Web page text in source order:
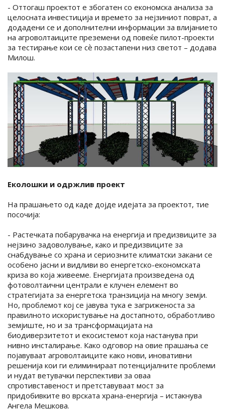
- Оттогаш проектот е збогатен со економска анализа за
целосната инвестиција и времето за нејзиниот поврат, а
додадени се и дополнителни информации за влијанието
на агроволтаиците преземени од повеќе пилот-проекти
за тестирање кои се сѐ позастапени низ светот – додава
Милош.
Еколошки и одржлив проект
На прашањето од каде дојде идејата за проектот, тие
посочија:
- Растечката побарувачка на енергија и предизвиците за
нејзино задоволување, како и предизвиците за
снабдување со храна и сериозните климатски закани се
особено јасни и видливи во енергетско-економската
криза во која живееме. Енергијата произведена од
фотоволтаични централи е клучен елемент во
стратегијата за енергетска транзиција на многу земји.
Но, проблемот кој се јавува тука е загриженоста за
правилното искористување на достапното, обработливо
земјиште, но и за трансформацијата на
биодиверзитетот и екосистемот која настанува при
нивно инсталирање. Како одговор на овие прашања се
појавуваат агроволтаиците како нови, иновативни
решенија кои ги елиминираат потенцијалните проблеми
и нудат ветувачки перспективи за оваа
спротивставеност и претставуваат мост за
придобивките во врската храна-енергија – истакнува
Ангела Мешкова.